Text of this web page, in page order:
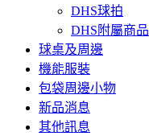
DHS球拍
DHS附屬商品
球桌及周邊
機能服裝
包袋周邊小物
新品消息
其他訊息